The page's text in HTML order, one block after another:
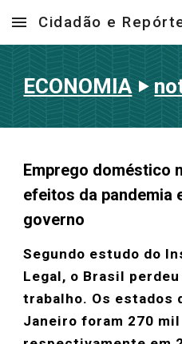
Skip to main content
Cidadão e
ECONOMIA‣
Emprego doméstico
efeitos da pandemia
governo
Segundo estudo do
Legal, o Brasil
trabalho. Os estados
Janeiro foram 270